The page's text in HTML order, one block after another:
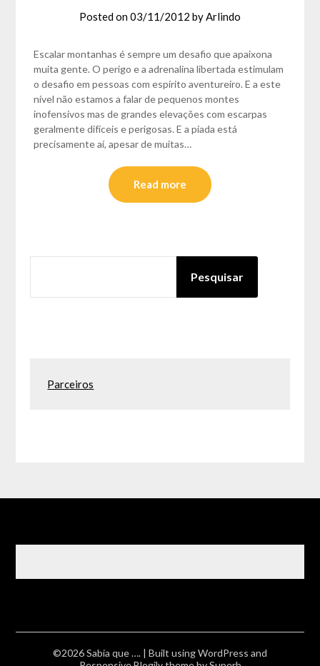
Posted on03/11/2012 byArlindo
Escalar montanhas é sempre um desafio que apaixona
muita gente. O perigo e a adrenalina libertada estimulam
o desafio em pessoas com espírito aventureiro. E a este
nível não estamos a falar de pequenos montes
inofensivos mas de grandes elevações com escarpas
geralmente difíceis e perigosas. E a piada está
precisamente aí, apesar de muitas…
Read more
Pesquisar
Parceiros
©2026 Sabia que …. | Built using WordPress and